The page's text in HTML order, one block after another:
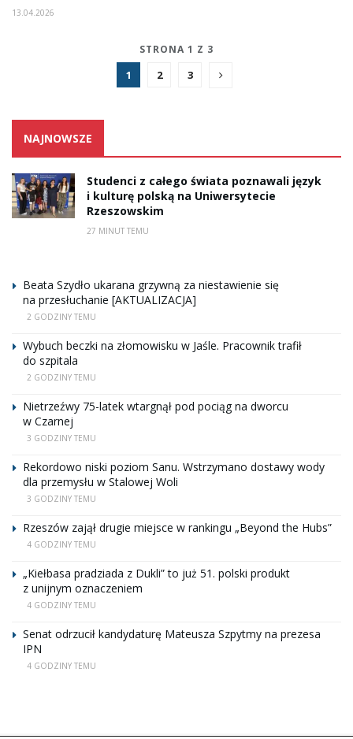
13.04.2026
STRONA 1 Z 3
1 2 3
NAJNOWSZE
Studenci z całego świata poznawali język
i kulturę polską na Uniwersytecie
Rzeszowskim
27 MINUT TEMU
Beata Szydło ukarana grzywną za niestawienie się
na przesłuchanie [AKTUALIZACJA]
2 GODZINY TEMU
Wybuch beczki na złomowisku w Jaśle. Pracownik trafił
do szpitala
2 GODZINY TEMU
Nietrzeźwy 75-latek wtargnął pod pociąg na dworcu
w Czarnej
3 GODZINY TEMU
Rekordowo niski poziom Sanu. Wstrzymano dostawy wody
dla przemysłu w Stalowej Woli
3 GODZINY TEMU
Rzeszów zajął drugie miejsce w rankingu „Beyond the Hubs”
4 GODZINY TEMU
„Kiełbasa pradziada z Dukli” to już 51. polski produkt
z unijnym oznaczeniem
4 GODZINY TEMU
Senat odrzucił kandydaturę Mateusza Szpytmy na prezesa
IPN
4 GODZINY TEMU